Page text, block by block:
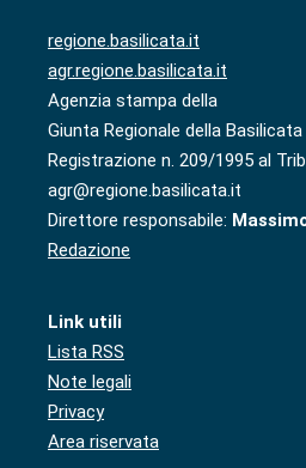
regione.basilicata.it
agr.regione.basilicata.it
Agenzia stampa della
Giunta Regionale della Basilicata
Registrazione n. 209/1995 al
agr@regione.basilicata.it
Direttore responsabile:
Redazione
Link utili
Lista RSS
Note legali
Privacy
Area riservata